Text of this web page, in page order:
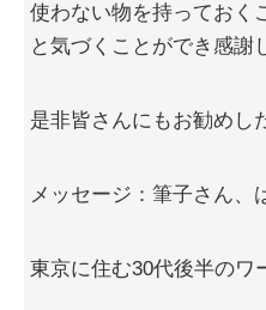
使わない物を持っておく
と気づくことができ感謝
是非皆さんにもお勧めし
メッセージ：筆子さん、
東京に住む30代後半のワ